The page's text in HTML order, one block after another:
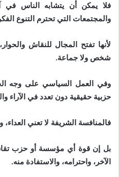
فلا يمكن أن يتشابه الناس في
والمجتمعات التي تحترم التنوع
لأنها تفتح المجال للنقاش
شخص ولا جماعة.
وفي العمل السياسي على وجه
حزبية حقيقية دون تعدد في الآراء
فالمنافسة الشريفة لا تعني العداء،
بل إن قوة أي مؤسسة أو حزب
الآخر، واحترامه، والاستفادة منه.